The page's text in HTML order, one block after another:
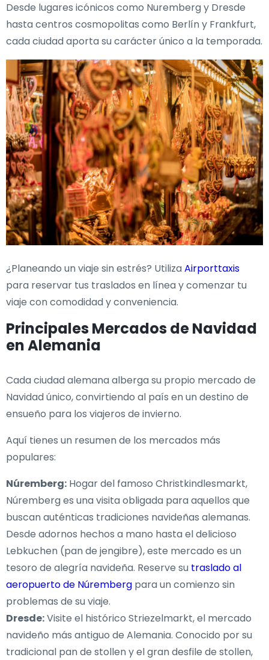
Desde lugares icónicos como Nuremberg y Dresde
hasta centros cosmopolitas como Berlín y Frankfurt,
cada ciudad aporta su carácter único a la temporada.
¿Planeando un viaje sin estrés? UtilizaAirporttaxis
para reservar tus traslados en línea y comenzar tu
viaje con comodidad y conveniencia.
Principales Mercados de Navidad
en Alemania
Cada ciudad alemana alberga su propio mercado de
Navidad único, convirtiendo al país en un destino de
ensueño para los viajeros de invierno.
Aquí tienes un resumen de los mercados más
populares:
Núremberg: Hogar del famoso Christkindlesmarkt,
Núremberg es una visita obligada para aquellos que
buscan auténticas tradiciones navideñas alemanas.
Desde adornos hechos a mano hasta el delicioso
Lebkuchen (pan de jengibre), este mercado es un
tesoro de alegría navideña. Reserve su traslado al
aeropuerto de Núremberg para un comienzo sin
problemas de su viaje.
Dresde:Visite el histórico Striezelmarkt, el mercado
navideño más antiguo de Alemania. Conocido por su
tradicional pan de stollen y el gran desfile de stollen,